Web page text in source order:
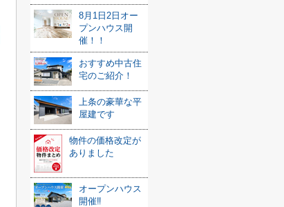
8月1日2日オー
プンハウス開
催！！
おすすめ中古住
宅のご紹介！
上条の豪華な平
屋建です
物件の価格改定が
ありました
オープンハウス
開催‼